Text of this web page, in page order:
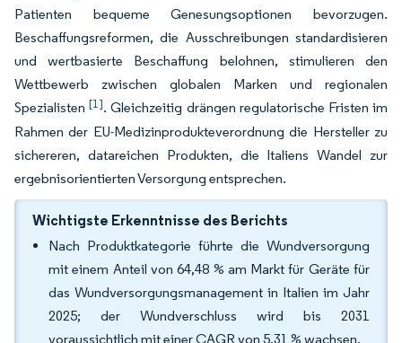
Patienten bequeme Genesungsoptionen bevorzugen.
Beschaffungsreformen, die Ausschreibungen standardisieren
und wertbasierte Beschaffung belohnen, stimulieren den
Wettbewerb zwischen globalen Marken und regionalen
Spezialisten[1]. Gleichzeitig drängen regulatorische Fristen im
Rahmen der EU-Medizinprodukteverordnung die Hersteller zu
sichereren, datareichen Produkten, die Italiens Wandel zur
ergebnisorientierten Versorgung entsprechen.
Wichtigste Erkenntnisse des Berichts
Nach Produktkategorie führte die Wundversorgung
mit einem Anteil von 64,48 % am Markt für Geräte für
das Wundversorgungsmanagement in Italien im Jahr
2025; der Wundverschluss wird bis 2031
voraussichtlich mit einer CAGR von 5,31 % wachsen.